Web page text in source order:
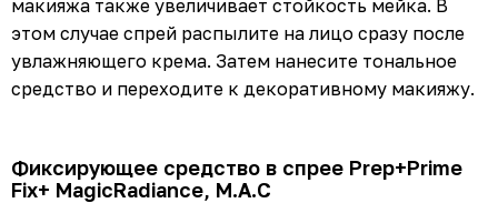
макияжа также увеличивает стойкость мейка. В
этом случае спрей распылите на лицо сразу после
увлажняющего крема. Затем нанесите тональное
средство и переходите к декоративному макияжу.
Фиксирующее средство в спрее Prep+Prime
Fix+ MagicRadiance, M.A.C